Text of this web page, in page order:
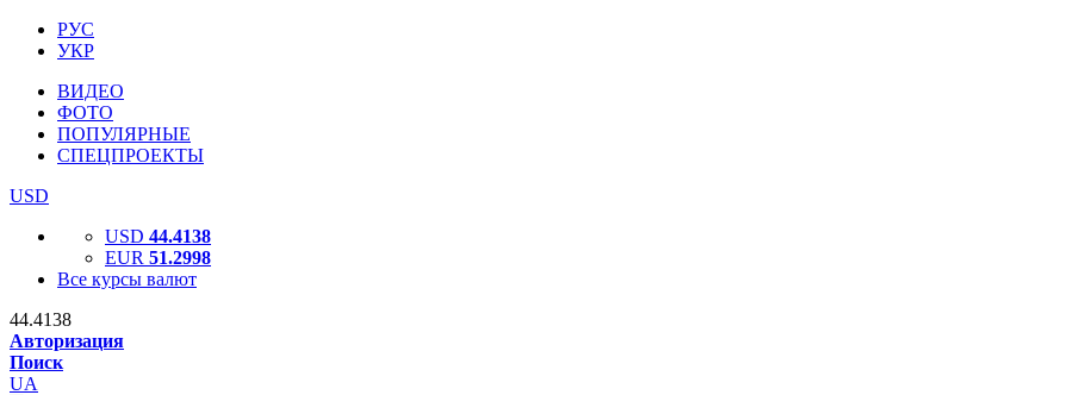
РУС
УКР
ВИДЕО
ФОТО
ПОПУЛЯРНЫЕ
СПЕЦПРОЕКТЫ
USD
USD 44.4138
EUR 51.2998
Все курсы валют
44.4138
Авторизация
Поиск
UA